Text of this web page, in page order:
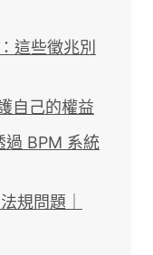
這些徵兆別
自己的權益
過 BPM 系統
規問題｜